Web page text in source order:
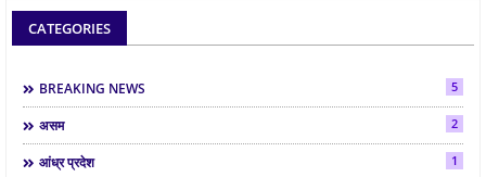
CATEGORIES
BREAKING NEWS 5
असम 2
आंध्र प्रदेश 1